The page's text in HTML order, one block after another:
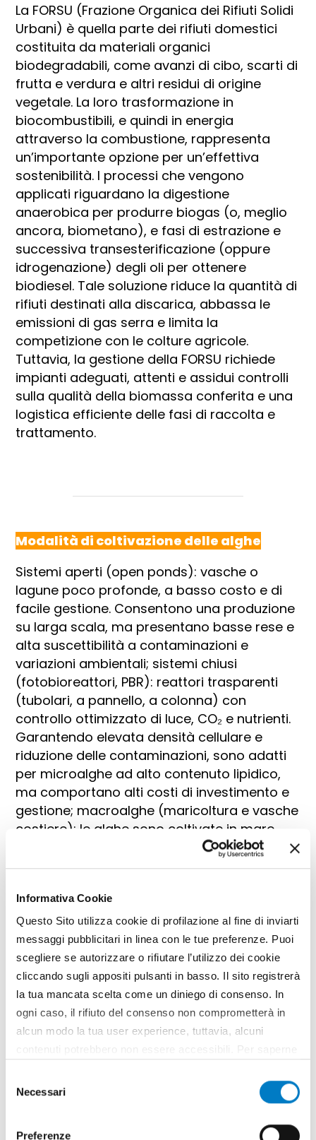
Informativa Cookie
Questo Sito utilizza cookie di profilazione al fine di inviarti
messaggi pubblicitari in linea con le tue preferenze. Puoi
scegliere se autorizzare o rifiutare l’utilizzo dei cookie
cliccando sugli appositi pulsanti in basso. Il sito registrerà
la tua mancata scelta come un diniego di consenso. In
ogni caso, il rifiuto del consenso non comprometterà in
alcun modo la tua user experience, tuttavia, alcuni
contenuti potrebbero non essere accessibili. Per saperne
all’utilizzo di tutti, o solamente di alcuni di essi, ti
delNecessari
Preferenze
La FORSU (Frazione Organica dei Rifiuti Solidi
Urbani) è quella parte dei rifiuti domestici
costituita da materiali organici
biodegradabili, come avanzi di cibo, scarti di
frutta e verdura e altri residui di origine
vegetale. La loro trasformazione in
biocombustibili, e quindi in energia
attraverso la combustione, rappresenta
un’importante opzione per un’effettiva
sostenibilità. I processi che vengono
applicati riguardano la digestione
anaerobica per produrre biogas (o, meglio
ancora, biometano), e fasi di estrazione e
successiva transesterificazione (oppure
idrogenazione) degli oli per ottenere
biodiesel. Tale soluzione riduce la quantità di
rifiuti destinati alla discarica, abbassa le
emissioni di gas serra e limita la
competizione con le colture agricole.
Tuttavia, la gestione della FORSU richiede
impianti adeguati, attenti e assidui controlli
sulla qualità della biomassa conferita e una
logistica efficiente delle fasi di raccolta e
trattamento.
Modalità di coltivazione delle alghe
Sistemi aperti (open ponds): vasche o
lagune poco profonde, a basso costo e di
facile gestione. Consentono una produzione
su larga scala, ma presentano basse rese e
alta suscettibilità a contaminazioni e
variazioni ambientali; sistemi chiusi
(fotobioreattori, PBR): reattori trasparenti
(tubolari, a pannello, a colonna) con
controllo ottimizzato di luce, CO₂ e nutrienti.
Garantendo elevata densità cellulare e
riduzione delle contaminazioni, sono adatti
per microalghe ad alto contenuto lipidico,
ma comportano alti costi di investimento e
gestione; macroalghe (maricoltura e vasche
costiere): le alghe sono coltivate in mare
aperto su corde/reti o in vasche riempite
con acqua marina. Producono elevate
utile per bioetanolo e biogas. Le limitazioni
principali riguardano la stagionalità e la
vulnerabilità alle condizioni meteo-marine;
sistemi ibridi: per bilanciare produttività e
sostenibilità economica, combinano
l’adozione dei fotobioreattori, che
evidenziano una fase iniziale del processo
ad elevata efficienza, con gli stagni aperti,
che rappresentano una fase finale a basso
Gallery